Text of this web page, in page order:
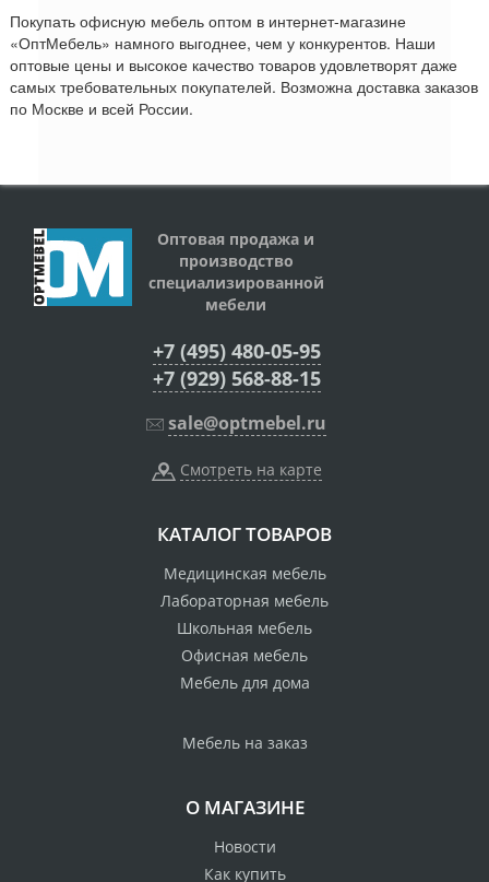
Покупать офисную мебель оптом в интернет-магазине
«ОптМебель» намного выгоднее, чем у конкурентов. Наши
оптовые цены и высокое качество товаров удовлетворят даже
самых требовательных покупателей. Возможна доставка заказов
по Москве и всей России.
Оптовая продажа и
производство
специализированной
мебели
+7 (495) 480-05-95
+7 (929) 568-88-15
sale@optmebel.ru
Смотреть на карте
КАТАЛОГ ТОВАРОВ
Медицинская мебель
Лабораторная мебель
Школьная мебель
Офисная мебель
Мебель для дома
Мебель на заказ
О МАГАЗИНЕ
Новости
Как купить